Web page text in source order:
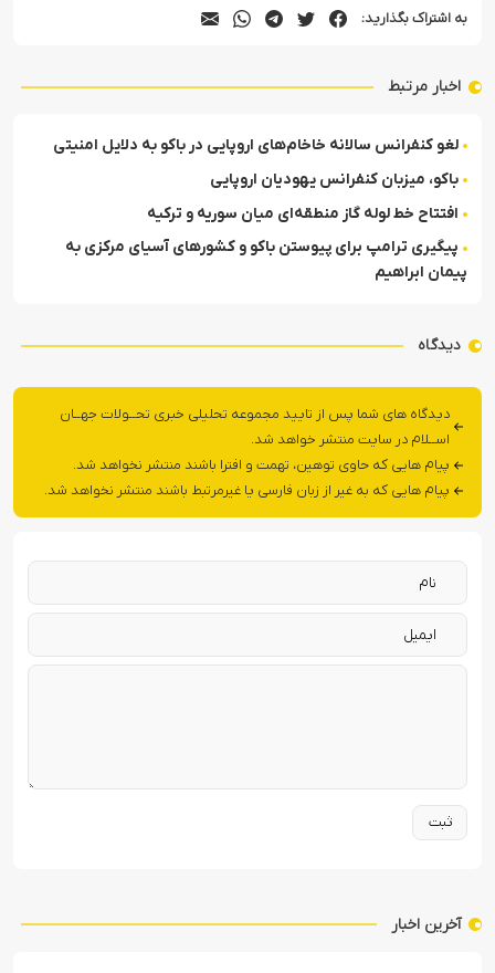
به اشتراک بگذارید:
اخبار مرتبط
لغو کنفرانس سالانه خاخام‌های اروپایی در باکو به دلایل امنیتی
باکو، میزبان کنفرانس یهودیان اروپایی
افتتاح خط لوله گاز منطقه‌ای میان سوریه و ترکیه
پیگیری ترامپ برای پیوستن باکو و کشورهای آسیای مرکزی به
پیمان ابراهیم
دیدگاه
دیدگاه های شما پس از تایید مجموعه تحلیلی خبری تحــولات جهــان
اســلام در سایت منتشر خواهد شد.
پیام هایی که حاوی توهین، تهمت و افترا باشند منتشر نخواهد شد.
پیام هایی که به غیر از زبان فارسی یا غیرمرتبط باشند منتشر نخواهد شد.
آخرین اخبار